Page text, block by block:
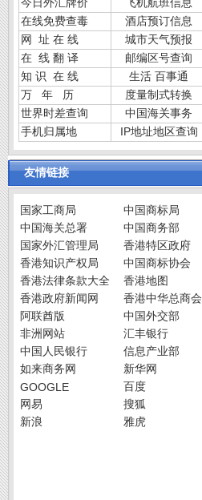
在线免费查毒
酒店预订信息
网 址 在 线
城市天气预报
在 线 翻 译
邮编区号查询
知 识 在 线
生活 百事通
万 年 历
度量制式转换
世界时差查询
中国海关事务
手机归属地
IP地址地区查询
友情链接
国家工商局
中国商标局
中国海关总署
中国商务部
国家外汇管理局
香港特区政府
香港知识产权局
中国商标协会
香港法律条款大全
香港地图
香港政府新闻网
香港中华总商会
阿联酋版
中国外交部
非洲网站
汇丰银行
中国人民银行
信息产业部
如来商务网
新华网
GOOGLE
百度
网易
搜狐
新浪
雅虎